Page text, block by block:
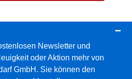
Newsletter und
oder Aktion mehr von
GmbH. Sie können den